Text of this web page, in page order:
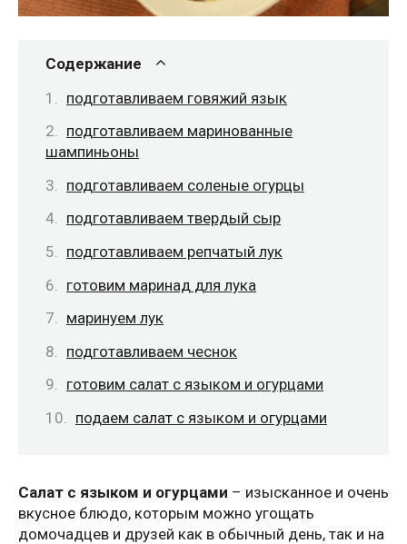
Содержание
подготавливаем говяжий язык
подготавливаем маринованные
шампиньоны
подготавливаем соленые огурцы
подготавливаем твердый сыр
подготавливаем репчатый лук
готовим маринад для лука
маринуем лук
подготавливаем чеснок
готовим салат с языком и огурцами
подаем салат с языком и огурцами
Салат с языком и огурцами – изысканное и очень
вкусное блюдо, которым можно угощать
домочадцев и друзей как в обычный день, так и на